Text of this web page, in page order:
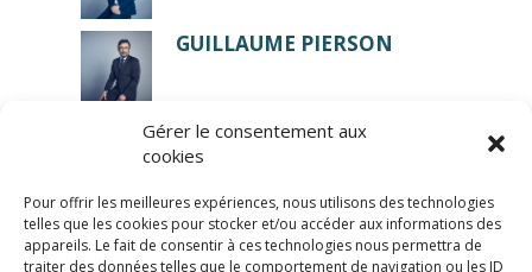
Gérer le consentement aux
cookies
Pour offrir les meilleures expériences, nous utilisons des technologies
telles que les cookies pour stocker et/ou accéder aux informations des
appareils. Le fait de consentir à ces technologies nous permettra de
traiter des données telles que le comportement de navigation ou les ID
GUILLAUME PIERSON